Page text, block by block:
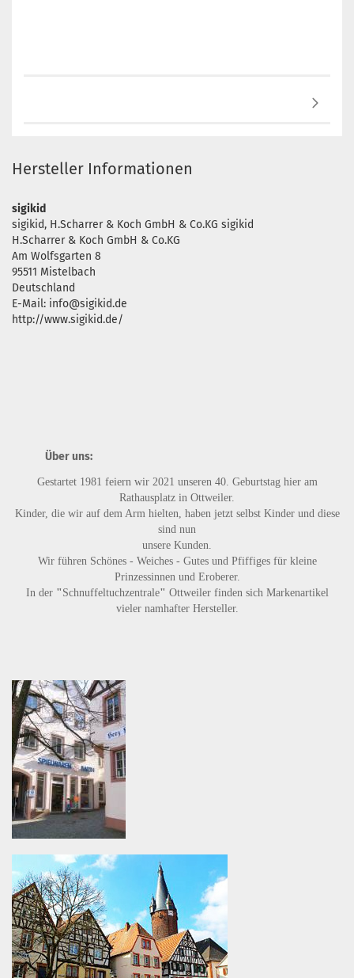
Hersteller Informationen
sigikid
sigikid, H.Scharrer & Koch GmbH & Co.KG sigikid
H.Scharrer & Koch GmbH & Co.KG
Am Wolfsgarten 8
95511 Mistelbach
Deutschland
E-Mail: info@sigikid.de
http://www.sigikid.de/
Über uns:
Gestartet 1981 feiern wir 2021 unseren 40. Geburtstag hier am
Rathausplatz in Ottweiler.
Kinder, die wir auf dem Arm hielten, haben jetzt selbst Kinder und diese
sind nun
unsere Kunden.
Wir führen Schönes - Weiches - Gutes und Pfiffigesfür kleine
Prinzessinnen und Eroberer.
In der " Schnuffeltuchzentrale" Ottweiler finden sich Markenartikel
vieler namhafter Hersteller.